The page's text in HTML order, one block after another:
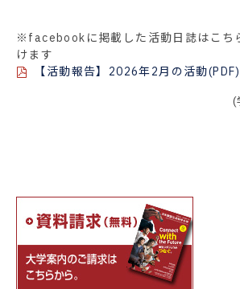
※facebookに掲載した活動日誌はこち
けます
【活動報告】2026年2月の活動(PDF)
(